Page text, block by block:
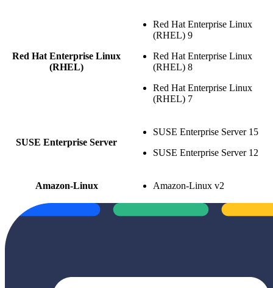
Red Hat Enterprise Linux
(RHEL)
Red Hat Enterprise Linux
(RHEL) 9
Red Hat Enterprise Linux
(RHEL) 8
Red Hat Enterprise Linux
(RHEL) 7
SUSE Enterprise Server
SUSE Enterprise Server 15
SUSE Enterprise Server 12
Amazon-Linux Amazon-Linux v2